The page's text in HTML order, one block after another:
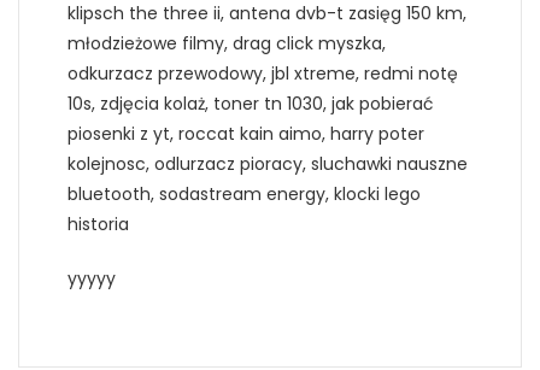
klipsch the three ii, antena dvb-t zasięg 150 km,
młodzieżowe filmy, drag click myszka,
odkurzacz przewodowy, jbl xtreme, redmi notę
10s, zdjęcia kolaż, toner tn 1030, jak pobierać
piosenki z yt, roccat kain aimo, harry poter
kolejnosc, odlurzacz pioracy, sluchawki nauszne
bluetooth, sodastream energy, klocki lego
historia
yyyyy